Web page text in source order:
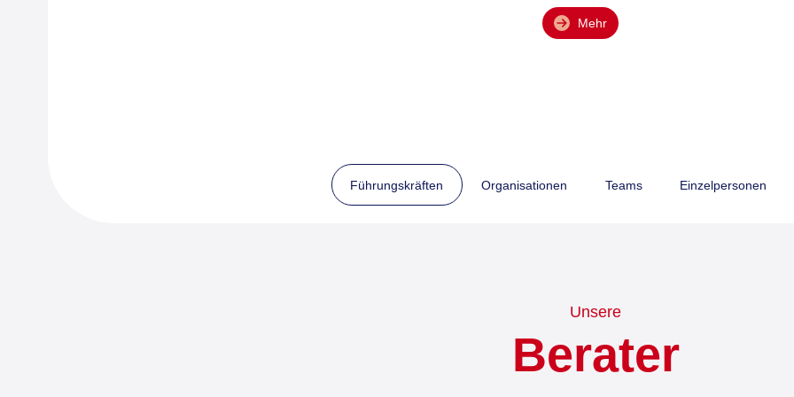
Mehr
Mehr
Mehr
Mehr
Führungskräften Organisationen Teams Einzelpersonen
Unsere
Berater